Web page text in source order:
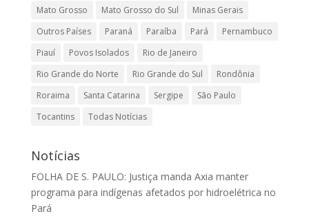
Mato Grosso
Mato Grosso do Sul
Minas Gerais
Outros Países
Paraná Paraíba Pará
Pernambuco
Piauí
Povos Isolados
Rio de Janeiro
Rio Grande do Norte
Rio Grande do Sul
Rondônia
Roraima
Santa Catarina Sergipe
São Paulo
Tocantins
Todas Notícias
Notícias
FOLHA DE S. PAULO: Justiça manda Axia manter
programa para indígenas afetados por hidroelétrica no
Pará